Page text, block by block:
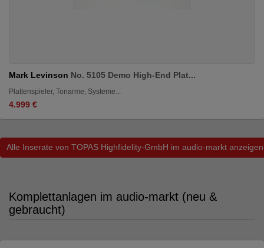
Mark Levinson No. 5105 Demo High-End Plat...
Plattenspieler, Tonarme, Systeme...
4.999 €
Alle Inserate von TOPAS Highfidelity-GmbH im audio-markt anzeigen
Komplettanlagen im audio-markt (neu &
gebraucht)